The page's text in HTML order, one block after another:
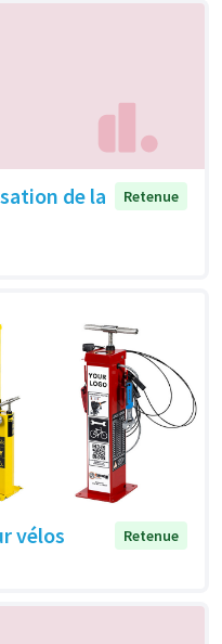
de la
Retenue
vélos
Retenue